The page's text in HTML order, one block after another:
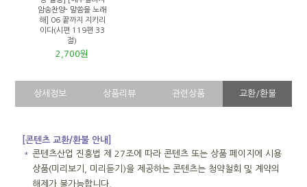
암송찬양- 말씀을 노래
해] 06 끝까지 지키리
이다(시편 119편 33
절)
2,700원
상세정보 상품리뷰 관련상품 교환/환불
[콘텐츠 교환/환불 안내]
＊ 콘텐츠산업 진흥법 제 27조에 따라 콘텐츠 또는 상품 페이지에 시용
상품(미리보기, 미리듣기)을 제공하는 콘텐츠는 청약철회 및 계약의
해제가 불가능합니다.